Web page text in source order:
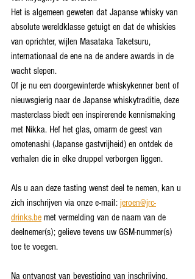
Het is algemeen geweten dat Japanse whisky van
absolute wereldklasse getuigt en dat de whiskies
van oprichter, wijlen Masataka Taketsuru,
internationaal de ene na de andere awards in de
wacht slepen.
Of je nu een doorgewinterde whiskykenner bent of
nieuwsgierig naar de Japanse whiskytraditie, deze
masterclass biedt een inspirerende kennismaking
met Nikka. Hef het glas, omarm de geest van
omotenashi (Japanse gastvrijheid) en ontdek de
verhalen die in elke druppel verborgen liggen.
Als u aan deze tasting wenst deel te nemen, kan u
zich inschrijven via onze e-mail: jeroen@jrc-
drinks.be met vermelding van de naam van de
deelnemer(s); gelieve tevens uw GSM-nummer(s)
toe te voegen.
Na ontvangst van bevestiging van inschrijving,